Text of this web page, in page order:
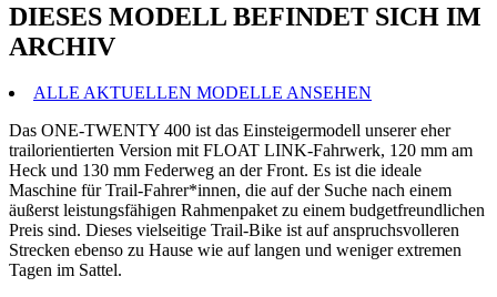
DIESES MODELL BEFINDET SICH IM
ARCHIV
ALLE AKTUELLEN MODELLE ANSEHEN
Das ONE-TWENTY 400 ist das Einsteigermodell unserer eher
trailorientierten Version mit FLOAT LINK-Fahrwerk, 120 mm am
Heck und 130 mm Federweg an der Front. Es ist die ideale
Maschine für Trail-Fahrer*innen, die auf der Suche nach einem
äußerst leistungsfähigen Rahmenpaket zu einem budgetfreundlichen
Preis sind. Dieses vielseitige Trail-Bike ist auf anspruchsvolleren
Strecken ebenso zu Hause wie auf langen und weniger extremen
Tagen im Sattel.